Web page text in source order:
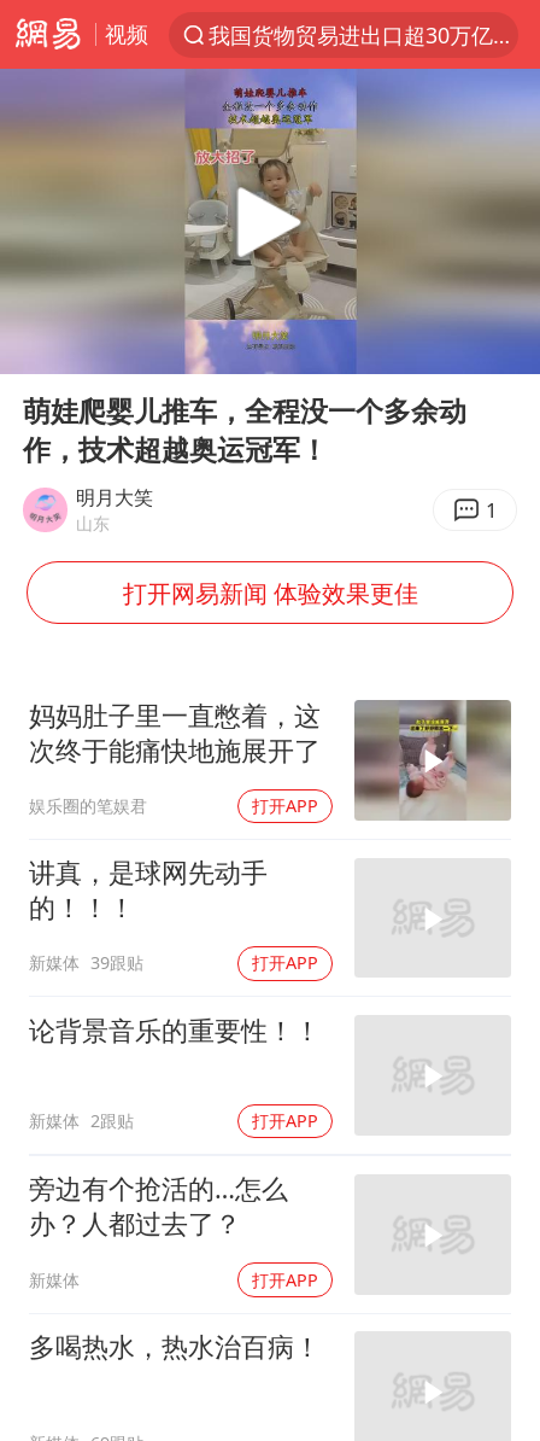
视频
我国货物贸易进出口超30万亿元
河南撤回“领导带薪错峰休假”通知
台风“白海豚”体型变大！环流面积接近13个浙江那么大
泰国校园枪击案死亡人数升至7人
改名后的“青海拉面”店
广岛核爆81周年央视播《奥本海默》
全球百万人“花钱干农活”
DeepSeek投资宇树科技意味什么
东方之约 相约未来
Play
萌娃爬婴儿推车，全程没一个多余动
作，技术超越奥运冠军！
明月大笑
山东 1
打开网易新闻 体验效果更佳
妈妈肚子里一直憋着，这
次终于能痛快地施展开了
娱乐圈的笔娱君 打开APP
讲真，是球网先动手
的！！！
新媒体 39跟贴 打开APP
论背景音乐的重要性！！
新媒体 2跟贴 打开APP
旁边有个抢活的…怎么
办？人都过去了？
新媒体 打开APP
多喝热水，热水治百病！